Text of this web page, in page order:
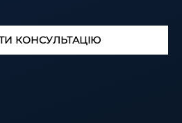
КОНСУЛЬТАЦІЮ